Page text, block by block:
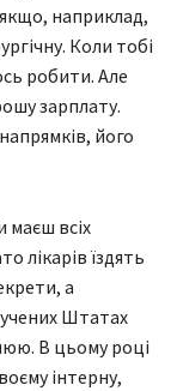
якщо, наприклад,
Коли тобі
робити. Але
зарплату.
його
маєш всіх
лікарів їздять
а
Штатах
В цьому році
інтерну,